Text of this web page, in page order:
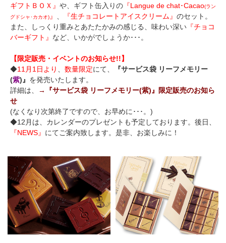
ギフトＢＯＸ』 や、ギフト缶入りの 『Langue de chat･Cacao(ラン
グドシャ･カカオ)』 、 『生チョコレートアイスクリーム』 のセット。
また、しっくり重みとあたたかみの感じる、味わい深い 『チョコ
バーギフト』 など、いかがでしょうか･･･。
【限定販売・イベントのお知らせ!!】
◆11月1日より 、 数量限定にて、
『サービス袋 リーフメモリー
(紫)』 を発売いたします。
詳細は、
→『サービス袋 リーフメモリー(紫)』限定販売のお知ら
せ
(なくなり次第終了ですので、お早めに･･･。)
◆12月は、カレンダーのプレゼントも予定しております。後日、
『NEWS』 にてご案内致します。是非、お楽しみに！